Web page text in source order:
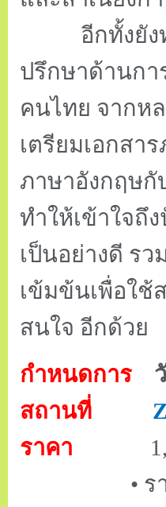
อีกทั้งยังทำ
ปรึกษาด้านกา
คนไทย จากห
เตรียมเอกสา
ภาษาอังกฤษกั
ทำให้เข้าใจถึ
เป็นอย่างดี ร
เข้มข้นเพื่อใช้
สนใจ อีกด้วย
กำหนดการ
สถานที่
ราคา
1
• ร